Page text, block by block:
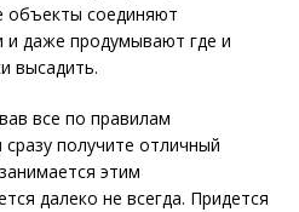
объекты соединяют
и даже продумывают где и
высадить.
все по правилам
получите отличный
этим
далеко не всегда. Придется